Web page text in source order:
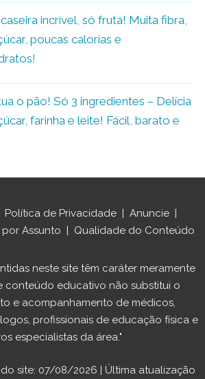
incrível, só fruta! Muita fibra,
poucas calorias e
o pão! Só 3 ingredientes – Delícia
farinha e leite! Fácil, barato e
Política de Privacidade Anuncie
Assunto Qualidade do Conteúdo
neste site têm caráter meramente
conteúdo educativo não substitui o
e acompanhamento de médicos,
profissionais de educação física e
especialistas da área."
site: 07/08/2026 | Última atualização